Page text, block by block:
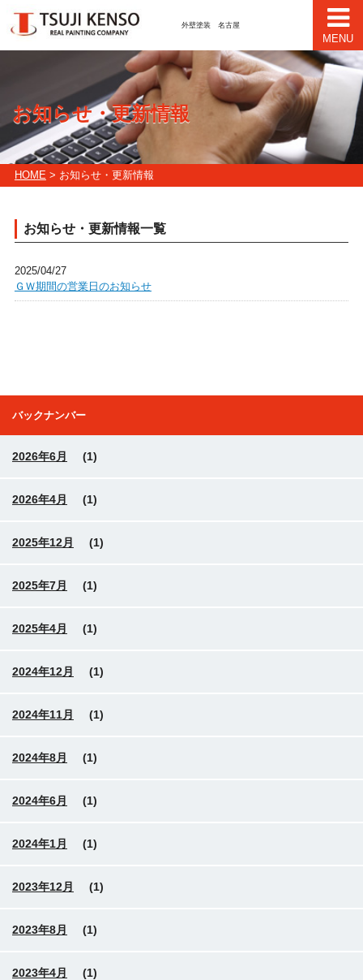
外壁塗装 名古屋
MENU
お知らせ・更新情報
HOME> お知らせ・更新情報
お知らせ・更新情報一覧
2025/04/27
ＧＷ期間の営業日のお知らせ
バックナンバー
2026年6月 (1)
2026年4月 (1)
2025年12月 (1)
2025年7月 (1)
2025年4月 (1)
2024年12月 (1)
2024年11月 (1)
2024年8月 (1)
2024年6月 (1)
2024年1月 (1)
2023年12月 (1)
2023年8月 (1)
2023年4月 (1)